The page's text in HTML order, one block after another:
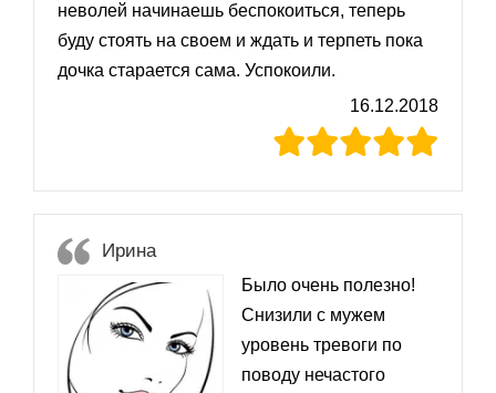
неволей начинаешь беспокоиться, теперь
буду стоять на своем и ждать и терпеть пока
дочка старается сама. Успокоили.
16.12.2018
Ирина
Было очень полезно!
Снизили с мужем
уровень тревоги по
поводу нечастого